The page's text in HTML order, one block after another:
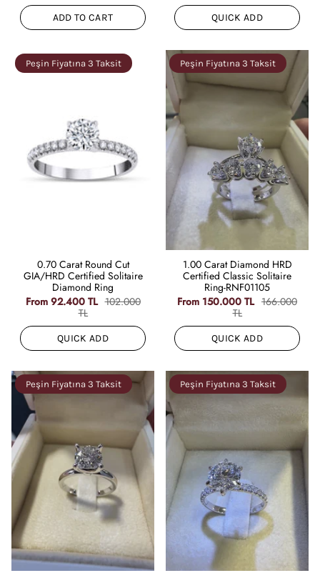
ADD TO CART QUICK ADD
Peşin Fiyatına 3 Taksit
0.70 Carat Round Cut
GIA/HRD Certified Solitaire
Diamond Ring
From92.400 TL 102.000
TL
QUICK ADD
Peşin Fiyatına 3 Taksit
1.00 Carat Diamond HRD
Certified Classic Solitaire
Ring-RNF01105
From 150.000 TL 166.000
TL
QUICK ADD
Peşin Fiyatına 3 Taksit Peşin Fiyatına 3 Taksit